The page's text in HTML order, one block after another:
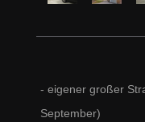
- eigener großer
September)